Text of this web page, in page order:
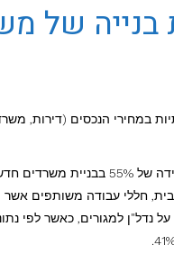
בהתחלות
משמעותיות במחירי הנכסים
לפי נתונים שמוצגים באמצעי התקשורת
חללי עבודה משותפים אשר